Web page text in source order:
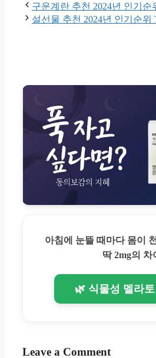
구운계란 추천 2024년 인기순
설선물 추천 2024년 인기순위
아침에 눈뜰 때마다 몸이
딱 2mg의 차
🌿 식물성 멜라토
Leave a Comment